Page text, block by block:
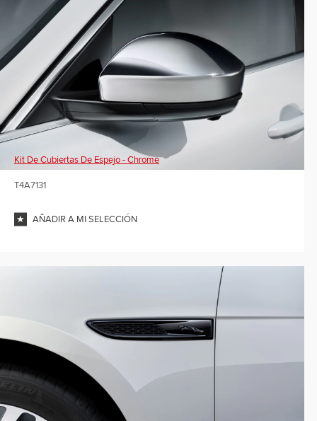
Kit De Cubiertas De Espejo - Chrome
T4A7131
AÑADIR A MI SELECCIÓN